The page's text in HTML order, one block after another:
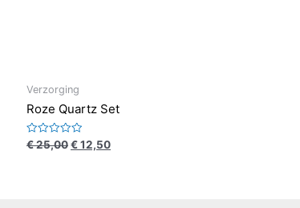
Verzorging
Roze Quartz Set
Waardering
0
€25,00€12,50